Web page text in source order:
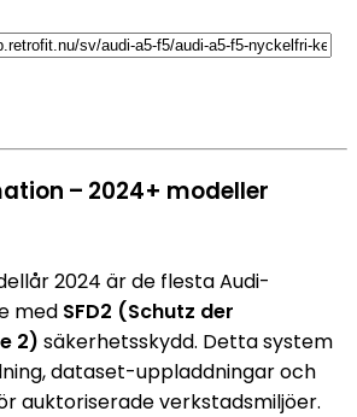
– 2024+ modeller
2024 är de flesta Audi-
med SFD2 (Schutz der
2) säkerhetsskydd. Detta system
dataset-uppladdningar och
auktoriserade verkstadsmiljöer.